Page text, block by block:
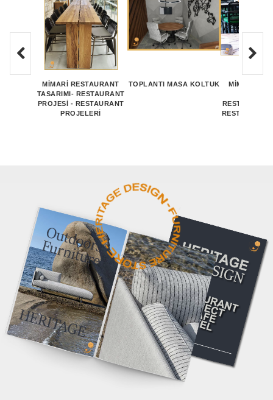
MİMARİ RESTAURANT
TASARIMI- RESTAURANT
PROJESİ - RESTAURANT
PROJELERİ
TOPLANTI MASA KOLTUK
MİMARİ
RESTAURANT